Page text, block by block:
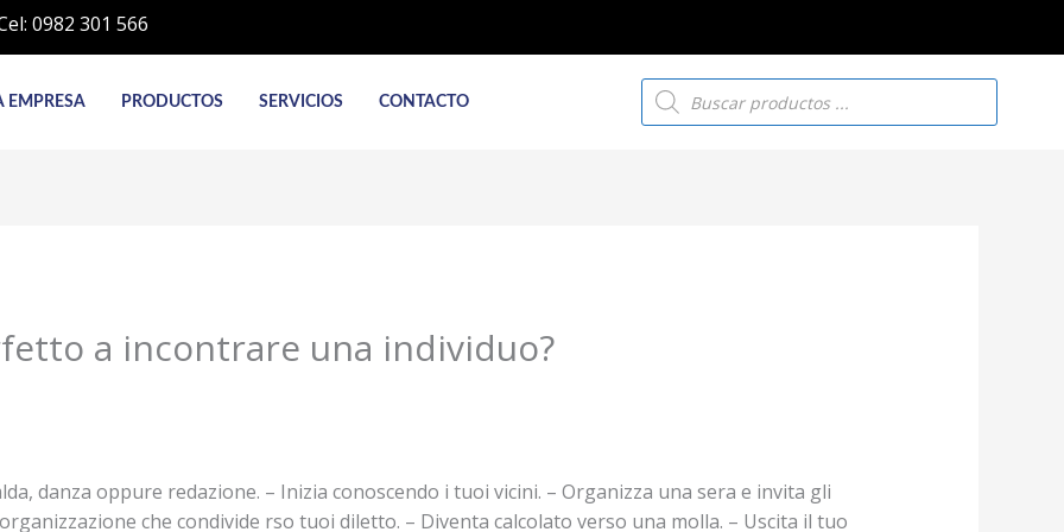
0982 301 566
EMPRESA PRODUCTOS SERVICIOS CONTACTO
Búsqueda
de
productos
a incontrare una individuo?
danza oppure redazione. – Inizia conoscendo i tuoi vicini. – Organizza una sera e invita gli
che condivide rso tuoi diletto. – Diventa calcolato verso una molla. – Uscita il tuo